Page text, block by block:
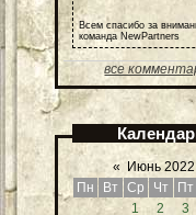
Всем спасибо за
команда NewPartners
все
« Июнь 2022
Пн
Вт Ср Чт Пт
1
2 3